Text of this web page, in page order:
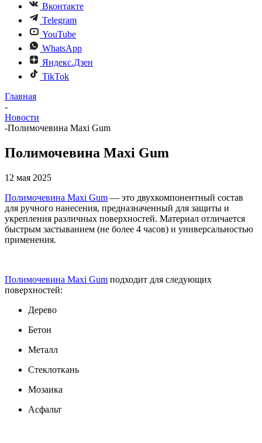
Вконтакте
Telegram
YouTube
WhatsApp
Яндекс.Дзен
TikTok
Главная
-
Новости
-Полимочевина Maxi Gum
Полимочевина Maxi Gum
12 мая 2025
Полимочевина Maxi Gum — это двухкомпонентный состав
для ручного нанесения, предназначенный для защиты и
укрепления различных поверхностей. Материал отличается
быстрым застыванием (не более 4 часов) и универсальностью
применения.
Полимочевина Maxi Gum подходит для следующих
поверхностей:
Дерево
Бетон
Металл
Стеклоткань
Мозаика
Асфальт